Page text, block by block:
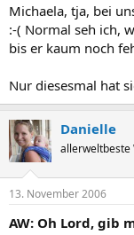
Michaela, tja, bei
:-( Normal seh ich,
bis er kaum noch
Nur diesesmal hat
Danielle
allerweltbeste
13. November 2006
AW: Oh Lord, gib